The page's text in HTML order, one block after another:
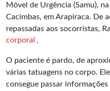
Móvel de Urgência (Samu),
Cacimbas, em Arapiraca. De
repassadas aos socorristas,
corporal .
O paciente é pardo, de
várias tatuagens no corpo.
consegue passar